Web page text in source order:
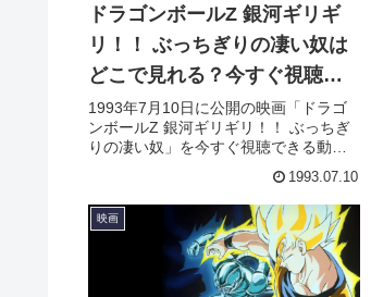
ドラゴンボールZ 銀河ギリギ
リ！！ ぶっちぎりの凄い奴は
どこで見れる？今すぐ視聴で
きる動画配信サービスを紹
介！
1993年7月10日に公開の映画「ドラゴ
ンボールZ 銀河ギリギリ！！ ぶっちぎ
りの凄い奴」を今すぐ視聴できる動画
らすじやキャスト・声優、スタッフ、
主題歌の情報はもちろん、実際に見た
人の感想やレビューもまとめていま
1993.07.10
映画